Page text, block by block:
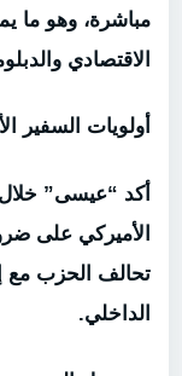
مباشرة، وهو ما
الاقتصادي
أولويات السفير
أكد “عيسى”
الأميركي على
تحالف الحزب مع
الداخلي.